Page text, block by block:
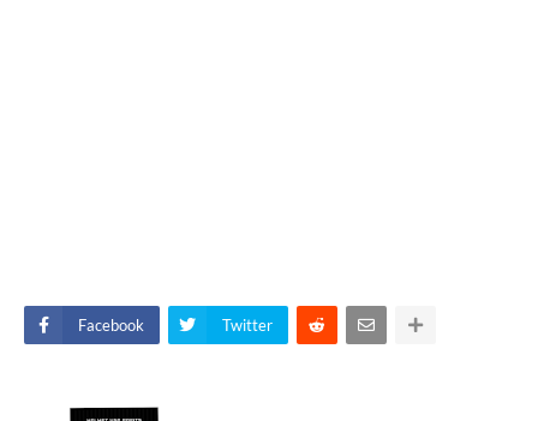
Facebook Twitter